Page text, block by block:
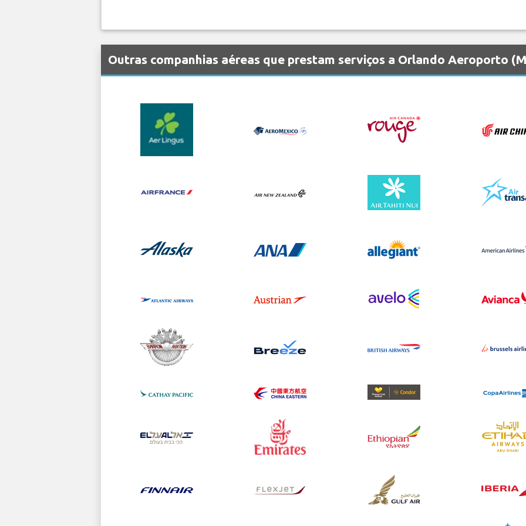
Outras companhias aéreas que prestam serviços a Orlando Aeroporto